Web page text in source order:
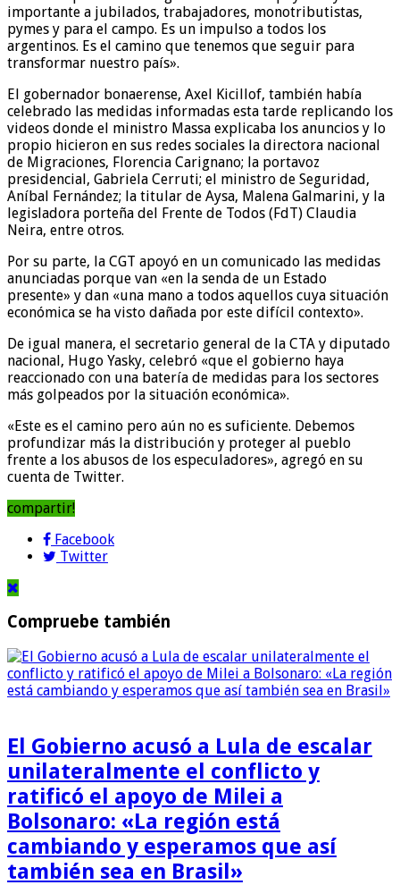
importante a jubilados, trabajadores, monotributistas,
pymes y para el campo. Es un impulso a todos los
argentinos. Es el camino que tenemos que seguir para
transformar nuestro país».
El gobernador bonaerense, Axel Kicillof, también había
celebrado las medidas informadas esta tarde replicando los
videos donde el ministro Massa explicaba los anuncios y lo
propio hicieron en sus redes sociales la directora nacional
de Migraciones, Florencia Carignano; la portavoz
presidencial, Gabriela Cerruti; el ministro de Seguridad,
Aníbal Fernández; la titular de Aysa, Malena Galmarini, y la
legisladora porteña del Frente de Todos (FdT) Claudia
Neira, entre otros.
Por su parte, la CGT apoyó en un comunicado las medidas
anunciadas porque van «en la senda de un Estado
presente» y dan «una mano a todos aquellos cuya situación
económica se ha visto dañada por este difícil contexto».
De igual manera, el secretario general de la CTA y diputado
nacional, Hugo Yasky, celebró «que el gobierno haya
reaccionado con una batería de medidas para los sectores
más golpeados por la situación económica».
«Este es el camino pero aún no es suficiente. Debemos
profundizar más la distribución y proteger al pueblo
frente a los abusos de los especuladores», agregó en su
cuenta de Twitter.
compartir!
Facebook
Twitter
Compruebe también
El Gobierno acusó a Lula de escalar
unilateralmente el conflicto y
ratificó el apoyo de Milei a
Bolsonaro: «La región está
cambiando y esperamos que así
también sea en Brasil»